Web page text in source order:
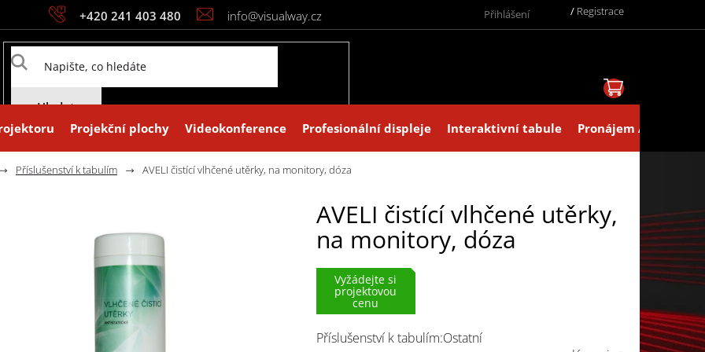
+420 241 403 480 info@visualway.cz Přihlášení / Registrace
Hledat
Projekční plochy Videokonference Profesionální displeje Interaktivní tabule Pronájem AV
Příslušenství k tabulím AVELI čistící vlhčené utěrky, na monitory, dóza
Příslušenství k tabulím:Ostatní
AVELI čistící vlhčené utěrky,
na monitory, dóza
Vyžádejte si
projektovou
cenu